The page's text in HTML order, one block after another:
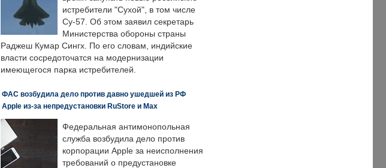
истребители "Сухой", в том числе
Су-57. Об этом заявил секретарь
Министерства обороны страны
Раджеш Кумар Сингх. По его словам, индийские
власти сосредоточатся на модернизации
имеющегося парка истребителей.
ФАС возбудила дело против давно ушедшей из РФ
Apple из-за непредустановки RuStore и Max
Федеральная антимонопольная
служба возбудила дело против
корпорации Apple за неисполнения
требований о предустановке